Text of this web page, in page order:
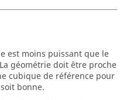
est moins puissant que le
géométrie doit être proche
cubique de référence pour
bonne.